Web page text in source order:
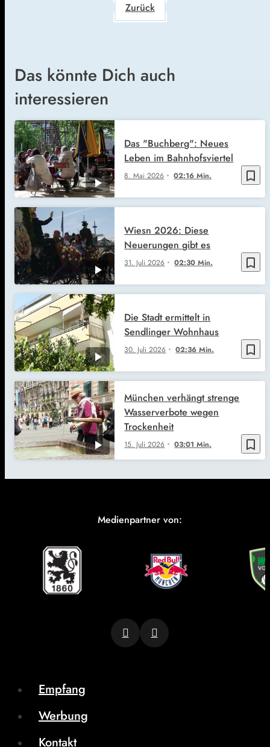
Zurück
Das könnte Dich auch
interessieren
bookmark_border
8. Mai 2026 02:16 Min.
Das "Buchberg": Neues
Leben im Bahnhofsviertel
bookmark_border
31. Juli 2026 02:30 Min.
Wiesn 2026: Diese
Neuerungen gibt es
bookmark_border
30. Juli 2026 02:36 Min.
Die Stadt ermittelt in
Sendlinger Wohnhaus
bookmark_border
15. Juli 2026 03:01 Min.
München verhängt strenge
Wasserverbote wegen
Trockenheit
Medienpartner von:
Empfang
Werbung
Kontakt